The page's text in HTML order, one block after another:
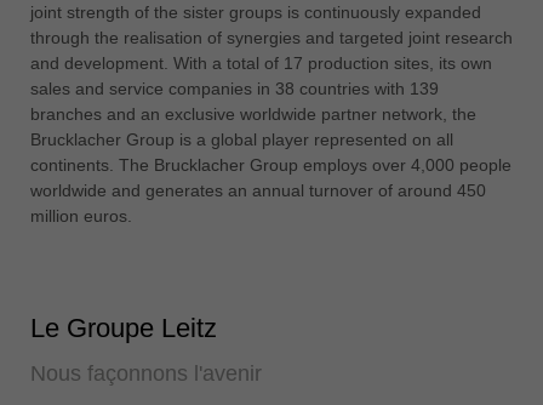
joint strength of the sister groups is continuously expanded
through the realisation of synergies and targeted joint research
and development. With a total of 17 production sites, its own
sales and service companies in 38 countries with 139
branches and an exclusive worldwide partner network, the
Brucklacher Group is a global player represented on all
continents. The Brucklacher Group employs over 4,000 people
worldwide and generates an annual turnover of around 450
million euros.
Le Groupe Leitz
Nous façonnons l'avenir